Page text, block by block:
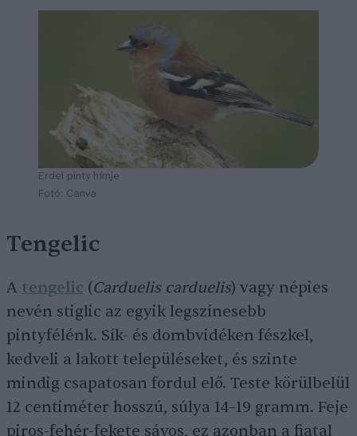
Erdei pinty hímje
Fotó: Canva
Tengelic
A tengelic (Carduelis carduelis) vagy népies
nevén stiglic az egyik legszínesebb
pintyfélénk. Sík- és dombvidéken fészkel,
kedveli a lakott településeket, és szinte
mindig csapatosan fordul elő. Teste körülbelül
12 centiméter hosszú, súlya 14–19 gramm. Feje
piros-fehér-fekete sávos, ez azonban a fiatal